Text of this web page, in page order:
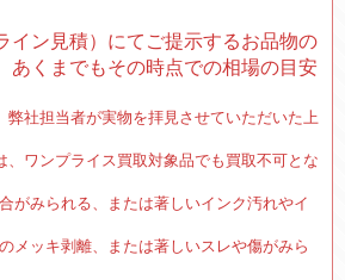
イン見積）にてご提示するお品物の
あくまでもその時点での相場の目安
弊社担当者が実物を拝見させていただいた上
、ワンプライス買取対象品でも買取不可とな
がみられる、または著しいインク汚れやイ
メッキ剥離、または著しいスレや傷がみら